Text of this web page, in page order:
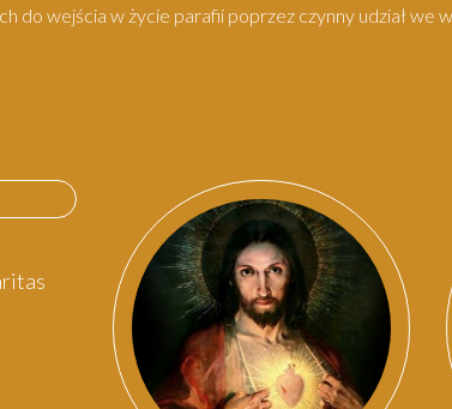
wejścia w życie parafii poprzez czynny udział we